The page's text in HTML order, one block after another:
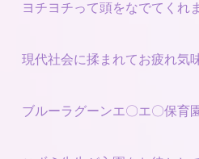
ヨチヨチって頭をなでてくれ
現代社会に揉まれてお疲れ気
ブルーラグーンエ〇エ〇保育